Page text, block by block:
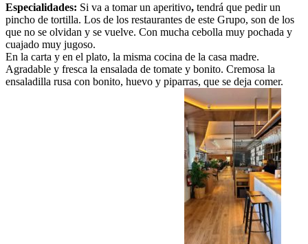
Especialidades: Si va a tomar un aperitivo, tendrá que pedir un
pincho de tortilla. Los de los restaurantes de este Grupo, son de los
que no se olvidan y se vuelve. Con mucha cebolla muy pochada y
cuajado muy jugoso.
En la carta y en el plato, la misma cocina de la casa madre.
Agradable y fresca la ensalada de tomate y bonito. Cremosa la
ensaladilla rusa con bonito, huevo y piparras, que se deja comer.